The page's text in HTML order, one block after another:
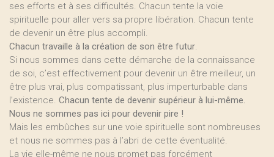
ses efforts et à ses difficultés. Chacun tente la voie
spirituelle pour aller vers sa propre libération. Chacun tente
de devenir un être plus accompli.
Chacun travaille à la création de son être futur.
Si nous sommes dans cette démarche de la connaissance
de soi, c’est effectivement pour devenir un être meilleur, un
être plus vrai, plus compatissant, plus imperturbable dans
l’existence. Chacun tente de devenir supérieur à lui-même.
Nous ne sommes pas ici pour devenir pire !
Mais les embûches sur une voie spirituelle sont nombreuses
et nous ne sommes pas à l’abri de cette éventualité.
La vie elle-même ne nous promet pas forcément